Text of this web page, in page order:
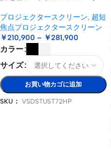
プロジェクタースクリーン, 超短
焦点プロジェクタースクリーン
￥210,900 – ￥281,900
カラー
サイズ
お買い物カゴに追加
SKU： VSDSTUST72HP